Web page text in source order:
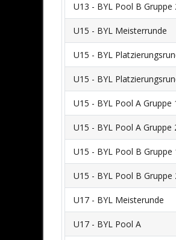
U13 - BYL Pool B Gruppe
U15 - BYL Meisterrunde
U15 - BYL
U15 - BYL
U15 - BYL Pool A Gruppe
U15 - BYL Pool A Gruppe
U15 - BYL Pool B Gruppe
U15 - BYL Pool B Gruppe
U17 - BYL Meisterunde
U17 - BYL Pool A